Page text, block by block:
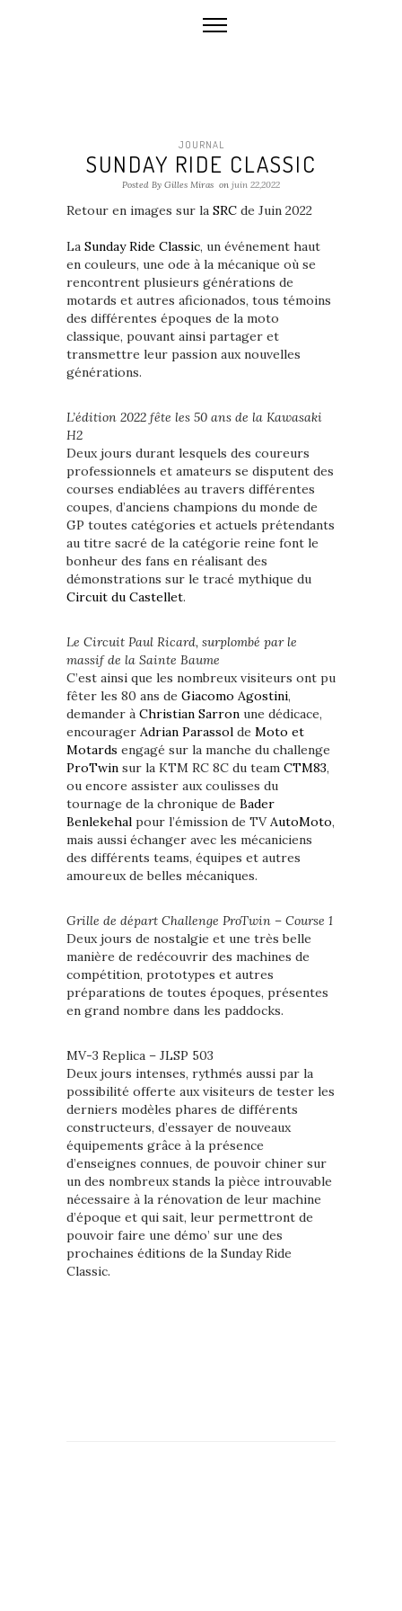
JOURNAL
SUNDAY RIDE CLASSIC
Posted By Gilles Miras on juin 22,2022
Retour en images sur la SRC de Juin 2022
La Sunday Ride Classic, un événement haut
en couleurs, une ode à la mécanique où se
rencontrent plusieurs générations de
motards et autres aficionados, tous témoins
des différentes époques de la moto
classique, pouvant ainsi partager et
transmettre leur passion aux nouvelles
générations.
L’édition 2022 fête les 50 ans de la Kawasaki
H2
Deux jours durant lesquels des coureurs
professionnels et amateurs se disputent des
courses endiablées au travers différentes
coupes, d’anciens champions du monde de
GP toutes catégories et actuels prétendants
au titre sacré de la catégorie reine font le
bonheur des fans en réalisant des
démonstrations sur le tracé mythique du
Circuit du Castellet.
Le Circuit Paul Ricard, surplombé par le
massif de la Sainte Baume
C’est ainsi que les nombreux visiteurs ont pu
fêter les 80 ans de Giacomo Agostini,
demander à Christian Sarron une dédicace,
encourager Adrian Parassol de Moto et
Motards engagé sur la manche du challenge
ProTwin sur la KTM RC 8C du team CTM83,
ou encore assister aux coulisses du
tournage de la chronique de Bader
Benlekehal pour l’émission de TVAutoMoto,
mais aussi échanger avec les mécaniciens
des différents teams, équipes et autres
amoureux de belles mécaniques.
Grille de départ Challenge ProTwin – Course 1
Deux jours de nostalgie et une très belle
manière de redécouvrir des machines de
compétition, prototypes et autres
préparations de toutes époques, présentes
en grand nombre dans les paddocks.
MV-3 Replica – JLSP 503
Deux jours intenses, rythmés aussi par la
possibilité offerte aux visiteurs de tester les
derniers modèles phares de différents
constructeurs, d’essayer de nouveaux
équipements grâce à la présence
d’enseignes connues, de pouvoir chiner sur
un des nombreux stands la pièce introuvable
nécessaire à la rénovation de leur machine
d’époque et qui sait, leur permettront de
pouvoir faire une démo’ sur une des
prochaines éditions de la Sunday Ride
Classic.